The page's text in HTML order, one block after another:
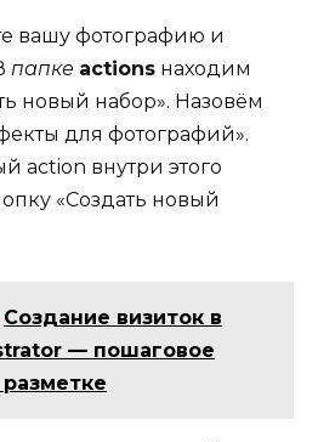
вашу фотографию и
папке actions находим
новый набор». Назовём
для фотографий».
action внутри этого
«Создать новый
Создание визиток в
— пошаговое